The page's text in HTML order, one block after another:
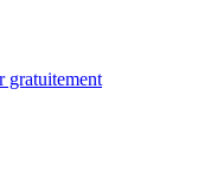
gratuitement